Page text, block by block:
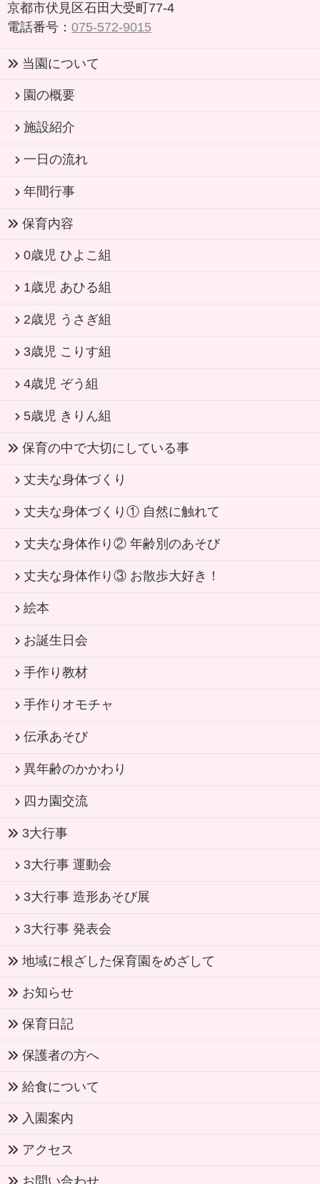
京都市伏見区石田大受町77-4
電話番号： 075-572-9015
当園について
園の概要
施設紹介
一日の流れ
年間行事
保育内容
0歳児 ひよこ組
1歳児 あひる組
2歳児 うさぎ組
3歳児 こりす組
4歳児 ぞう組
5歳児 きりん組
保育の中で大切にしている事
丈夫な身体づくり
丈夫な身体づくり① 自然に触れて
丈夫な身体作り② 年齢別のあそび
丈夫な身体作り③ お散歩大好き！
絵本
お誕生日会
手作り教材
手作りオモチャ
伝承あそび
異年齢のかかわり
四カ園交流
3大行事
3大行事 運動会
3大行事 造形あそび展
3大行事 発表会
地域に根ざした保育園をめざして
お知らせ
保育日記
保護者の方へ
給食について
入園案内
アクセス
お問い合わせ